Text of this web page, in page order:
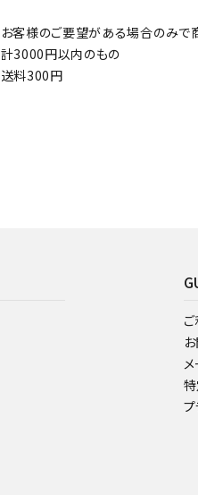
お客様のご要望がある場合のみで
計3000円以内のもの
送料300円